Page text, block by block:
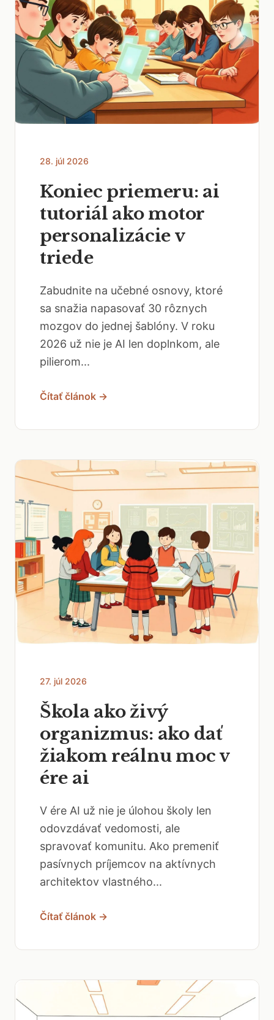
28. júl 2026
Koniec priemeru: ai
tutoriál ako motor
personalizácie v
triede
Zabudnite na učebné osnovy, ktoré
sa snažia napasovať 30 rôznych
mozgov do jednej šablóny. V roku
2026 už nie je AI len doplnkom, ale
pilierom...
Čítať článok →
27. júl 2026
Škola ako živý
organizmus: ako dať
žiakom reálnu moc v
ére ai
V ére AI už nie je úlohou školy len
odovzdávať vedomosti, ale
spravovať komunitu. Ako premeniť
pasívnych príjemcov na aktívnych
architektov vlastného...
Čítať článok →